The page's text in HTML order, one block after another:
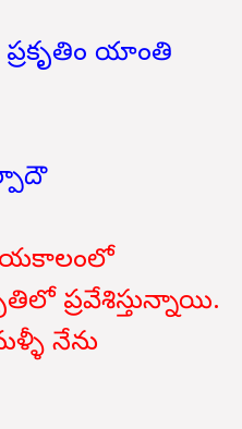
యాంతి
ప్రవేశిస్తున్నాయి.
నేను